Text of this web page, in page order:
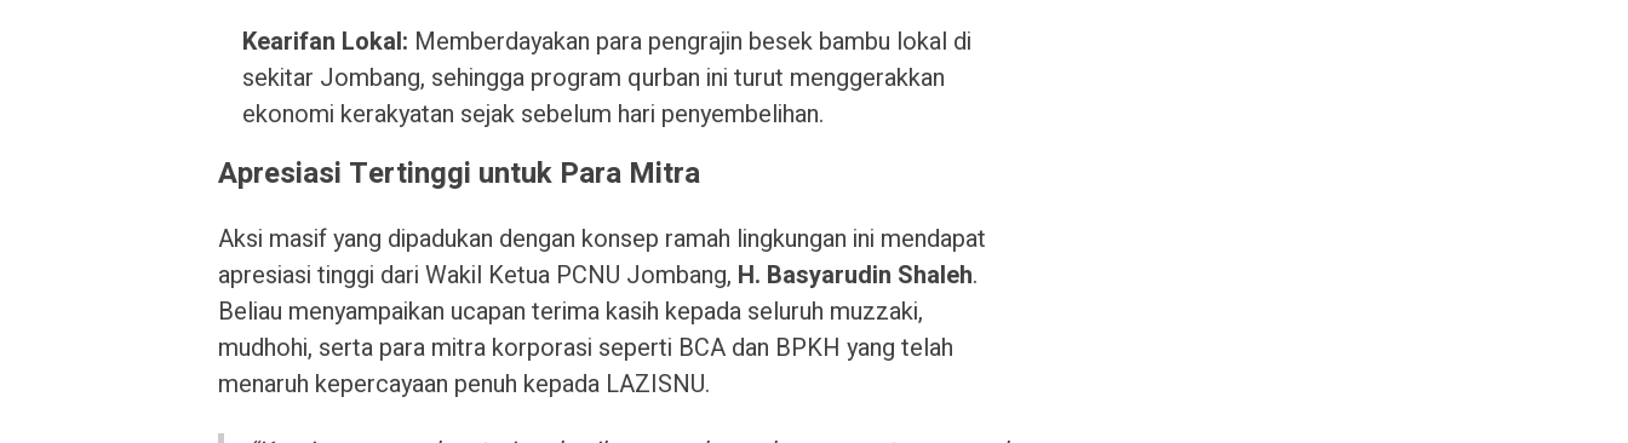
Kearifan Lokal: Memberdayakan para pengrajin besek bambu lokal di
sekitar Jombang, sehingga program qurban ini turut menggerakkan
ekonomi kerakyatan sejak sebelum hari penyembelihan.
Apresiasi Tertinggi untuk Para Mitra
Aksi masif yang dipadukan dengan konsep ramah lingkungan ini mendapat
apresiasi tinggi dari Wakil Ketua PCNU Jombang, H. Basyarudin Shaleh.
Beliau menyampaikan ucapan terima kasih kepada seluruh muzzaki,
mudhohi, serta para mitra korporasi seperti BCA dan BPKH yang telah
menaruh kepercayaan penuh kepada LAZISNU.